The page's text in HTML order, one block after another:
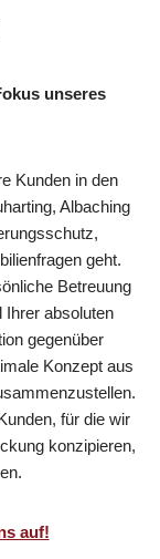
unseres
Kunden in den
Albaching
geht.
Betreuung
Ihrer absoluten
gegenüber
Konzept aus
für die wir
konzipieren,
auf!